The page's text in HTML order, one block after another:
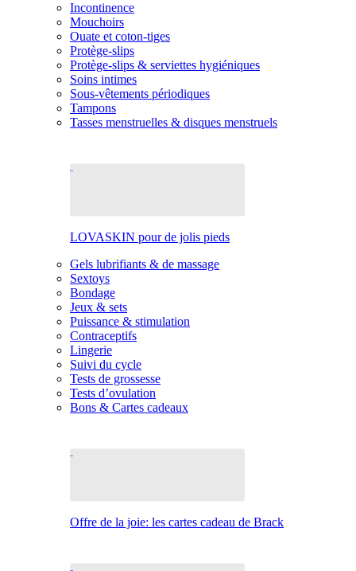
Incontinence
Mouchoirs
Ouate et coton-tiges
Protège-slips
Protège-slips & serviettes hygiéniques
Soins intimes
Sous-vêtements périodiques
Tampons
Tasses menstruelles & disques menstruels
LOVASKIN pour de jolis pieds
Gels lubrifiants & de massage
Sextoys
Bondage
Jeux & sets
Puissance & stimulation
Contraceptifs
Lingerie
Suivi du cycle
Tests de grossesse
Tests d’ovulation
Bons & Cartes cadeaux
Offre de la joie: les cartes cadeau de Brack